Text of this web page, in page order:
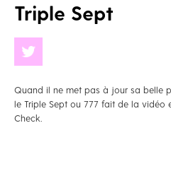
Triple Sept
Quand il ne met pas à jour sa belle
le Triple Sept ou 777 fait de la vidéo
Check.